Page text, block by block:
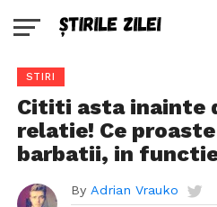
STIRI
Cititi asta inainte
relatie! Ce
barbatii, in
By Adrian Vrauko